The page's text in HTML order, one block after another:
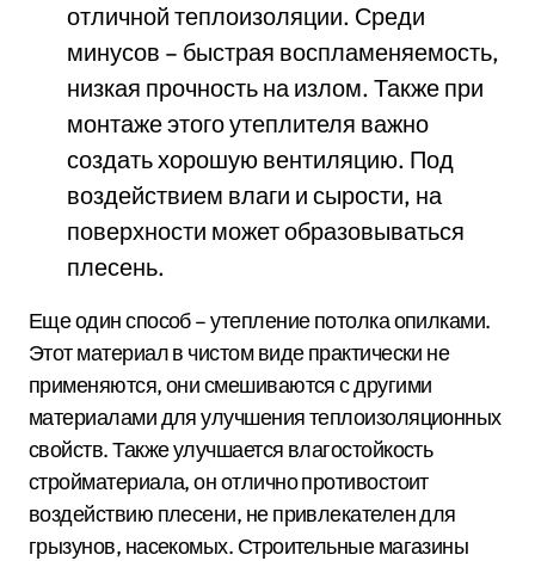
отличной теплоизоляции. Среди
минусов – быстрая воспламеняемость,
низкая прочность на излом. Также при
монтаже этого утеплителя важно
создать хорошую вентиляцию. Под
воздействием влаги и сырости, на
поверхности может образовываться
плесень.
Еще один способ – утепление потолка опилками.
Этот материал в чистом виде практически не
применяются, они смешиваются с другими
материалами для улучшения теплоизоляционных
свойств. Также улучшается влагостойкость
стройматериала, он отлично противостоит
воздействию плесени, не привлекателен для
грызунов, насекомых. Строительные магазины